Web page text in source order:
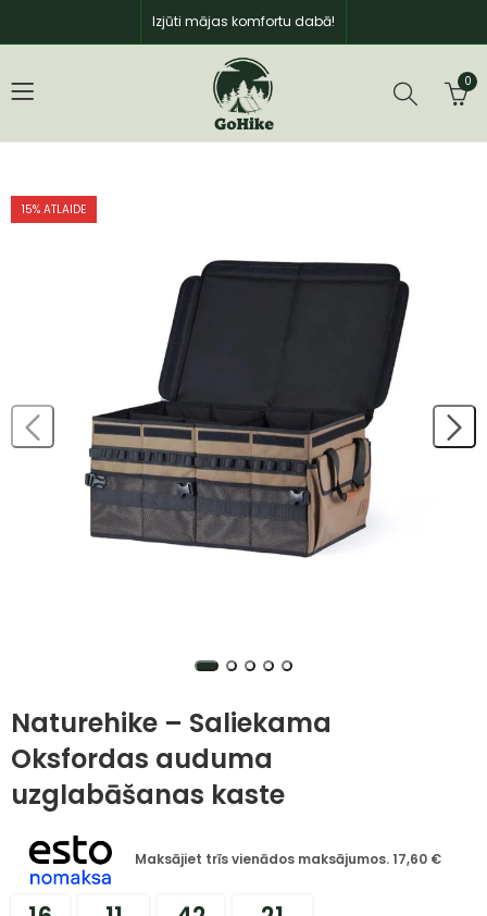
Izjūti mājas komfortu dabā!
0
15% ATLAIDE
Naturehike – Saliekama
Oksfordas auduma
uzglabāšanas kaste
Maksājiet trīs vienādos maksājumos.17,60 €